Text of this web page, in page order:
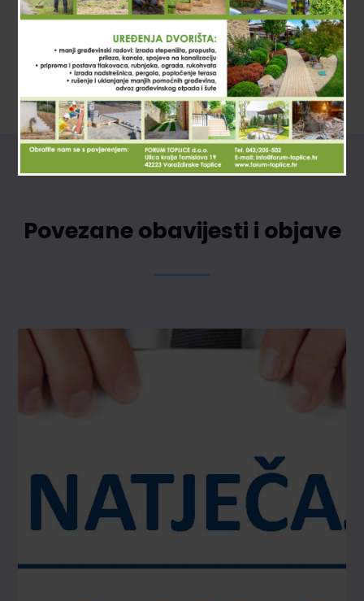
Povezane obavijesti i objave